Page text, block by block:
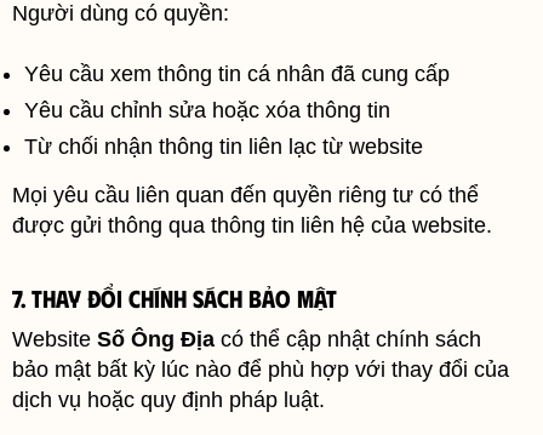
Người dùng có quyền:
Yêu cầu xem thông tin cá nhân đã cung cấp
Yêu cầu chỉnh sửa hoặc xóa thông tin
Từ chối nhận thông tin liên lạc từ website
Mọi yêu cầu liên quan đến quyền riêng tư có thể
được gửi thông qua thông tin liên hệ của website.
7. Thay đổi chính sách bảo mật
Website Số Ông Địa có thể cập nhật chính sách
bảo mật bất kỳ lúc nào để phù hợp với thay đổi của
dịch vụ hoặc quy định pháp luật.